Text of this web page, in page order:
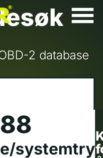
2 database
systemtry